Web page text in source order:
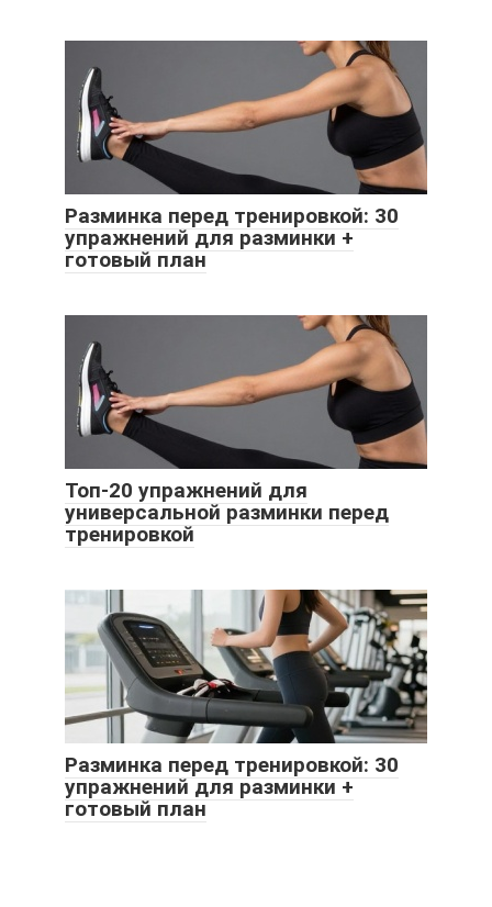
Разминка перед тренировкой: 30
упражнений для разминки +
готовый план
Топ-20 упражнений для
универсальной разминки перед
тренировкой
Разминка перед тренировкой: 30
упражнений для разминки +
готовый план